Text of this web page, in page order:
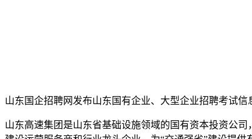
山东国企招聘网发布山东国有企业、大型企业招聘考试
山东高速集团是山东省基础设施领域的国有资本投资公